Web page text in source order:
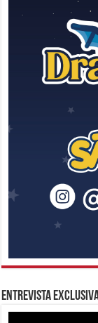
Entrevista